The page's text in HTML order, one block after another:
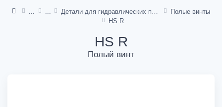
Полые винты
HS R
HS R
Полый винт